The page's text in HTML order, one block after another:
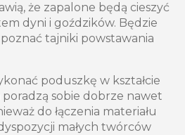
że zapalone będą cieszyć
dyni i goździków. Będzie
tajniki powstawania
poduszkę w kształcie
sobie dobrze nawet
do łączenia materiału
małych twórców